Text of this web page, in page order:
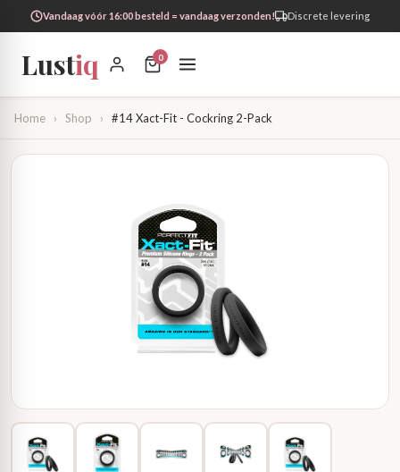
Vandaag vóór 16:00 besteld = vandaag verzonden! Discrete levering
Lustiq 0
Home › Shop › #14 Xact-Fit - Cockring 2-Pack